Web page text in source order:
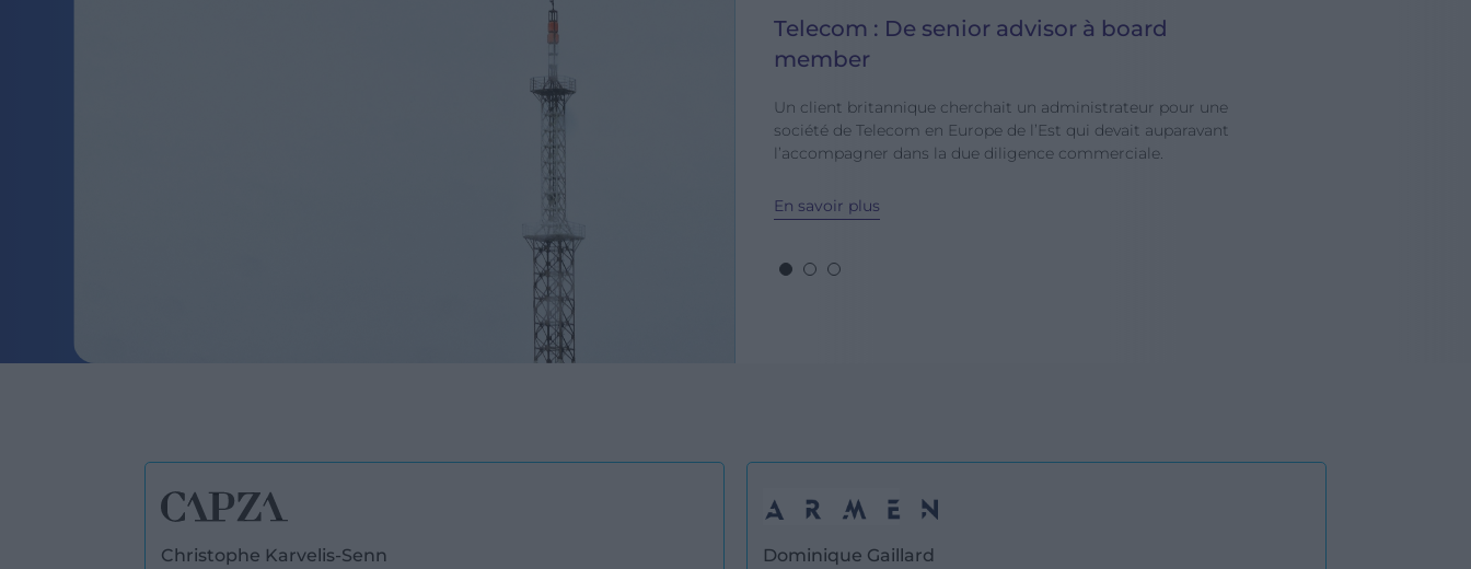
Telecom : De senior advisor à board
member
Un client britannique cherchait un administrateur pour une
société de Telecom en Europe de l’Est qui devait auparavant
l’accompagner dans la due diligence commerciale.
En savoir plus
Christophe Karvelis-Senn
Dominique Gaillard